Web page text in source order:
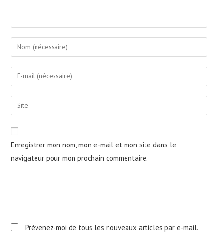
Enter
your
name
comment
Enter
your
email
address
Saisir
l’URL
votre
site
(facultatif)
Enregistrer mon nom, mon e-mail et mon site dans le
navigateur pour mon prochain commentaire.
Prévenez-moi de tous les nouveaux articles par e-mail.